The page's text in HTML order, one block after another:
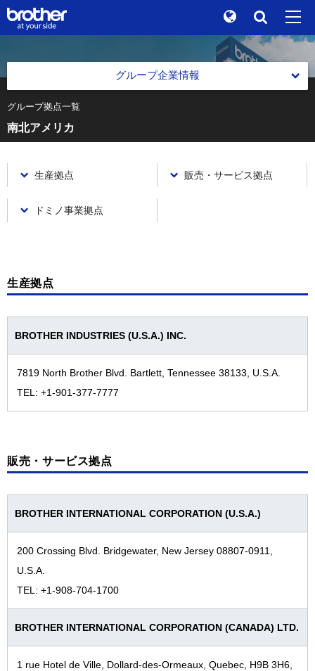
日本語
検索
Global
サステナビリティ
ニュース
TOP
グループ企業情報
グループ本社 ブラザー工業株式会社 会社情報
トップメッセージ
ブラザーグループ グローバル憲章
ブラザーグループビジョン
過去の中期戦略
インダストリアル・プリンティング事業
グループ拠点一覧
南北アメリカ
ヨーロッパ
ブラザーの歴史
2010年代
1990年代
1980年代
1970年代
会社案内(PDF)
グループ拠点一覧
南北アメリカ
生産拠点 販売・サービス拠点
ドミノ事業拠点
生産拠点
BROTHER INDUSTRIES (U.S.A.) INC.
7819 North Brother Blvd. Bartlett, Tennessee 38133, U.S.A.
TEL: +1-901-377-7777
販売・サービス拠点
BROTHER INTERNATIONAL CORPORATION (U.S.A.)
200 Crossing Blvd. Bridgewater, New Jersey 08807-0911,
U.S.A.
TEL: +1-908-704-1700
BROTHER INTERNATIONAL CORPORATION (CANADA) LTD.
1 rue Hotel de Ville, Dollard-des-Ormeaux, Quebec, H9B 3H6,